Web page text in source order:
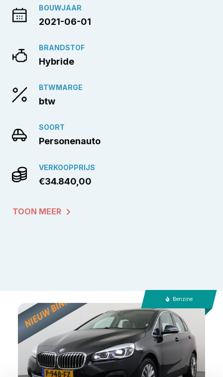
BOUWJAAR
2021-06-01
BRANDSTOF
Hybride
BTWMARGE
btw
SOORT
Personenauto
VERKOOPPRIJS
€34.840,00
TOON MEER
Benzine